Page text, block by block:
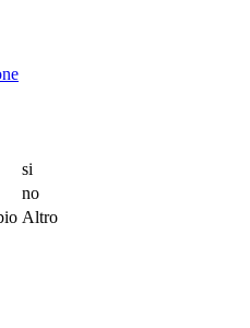
si
no
Altro